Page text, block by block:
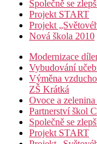
Společně se
Projekt START
Projekt
Nová škola 2010
Modernizace
Vybudování
Výměna
ZŠ Krátká
Ovoce a
Partnerství škol
Společně se
Projekt START